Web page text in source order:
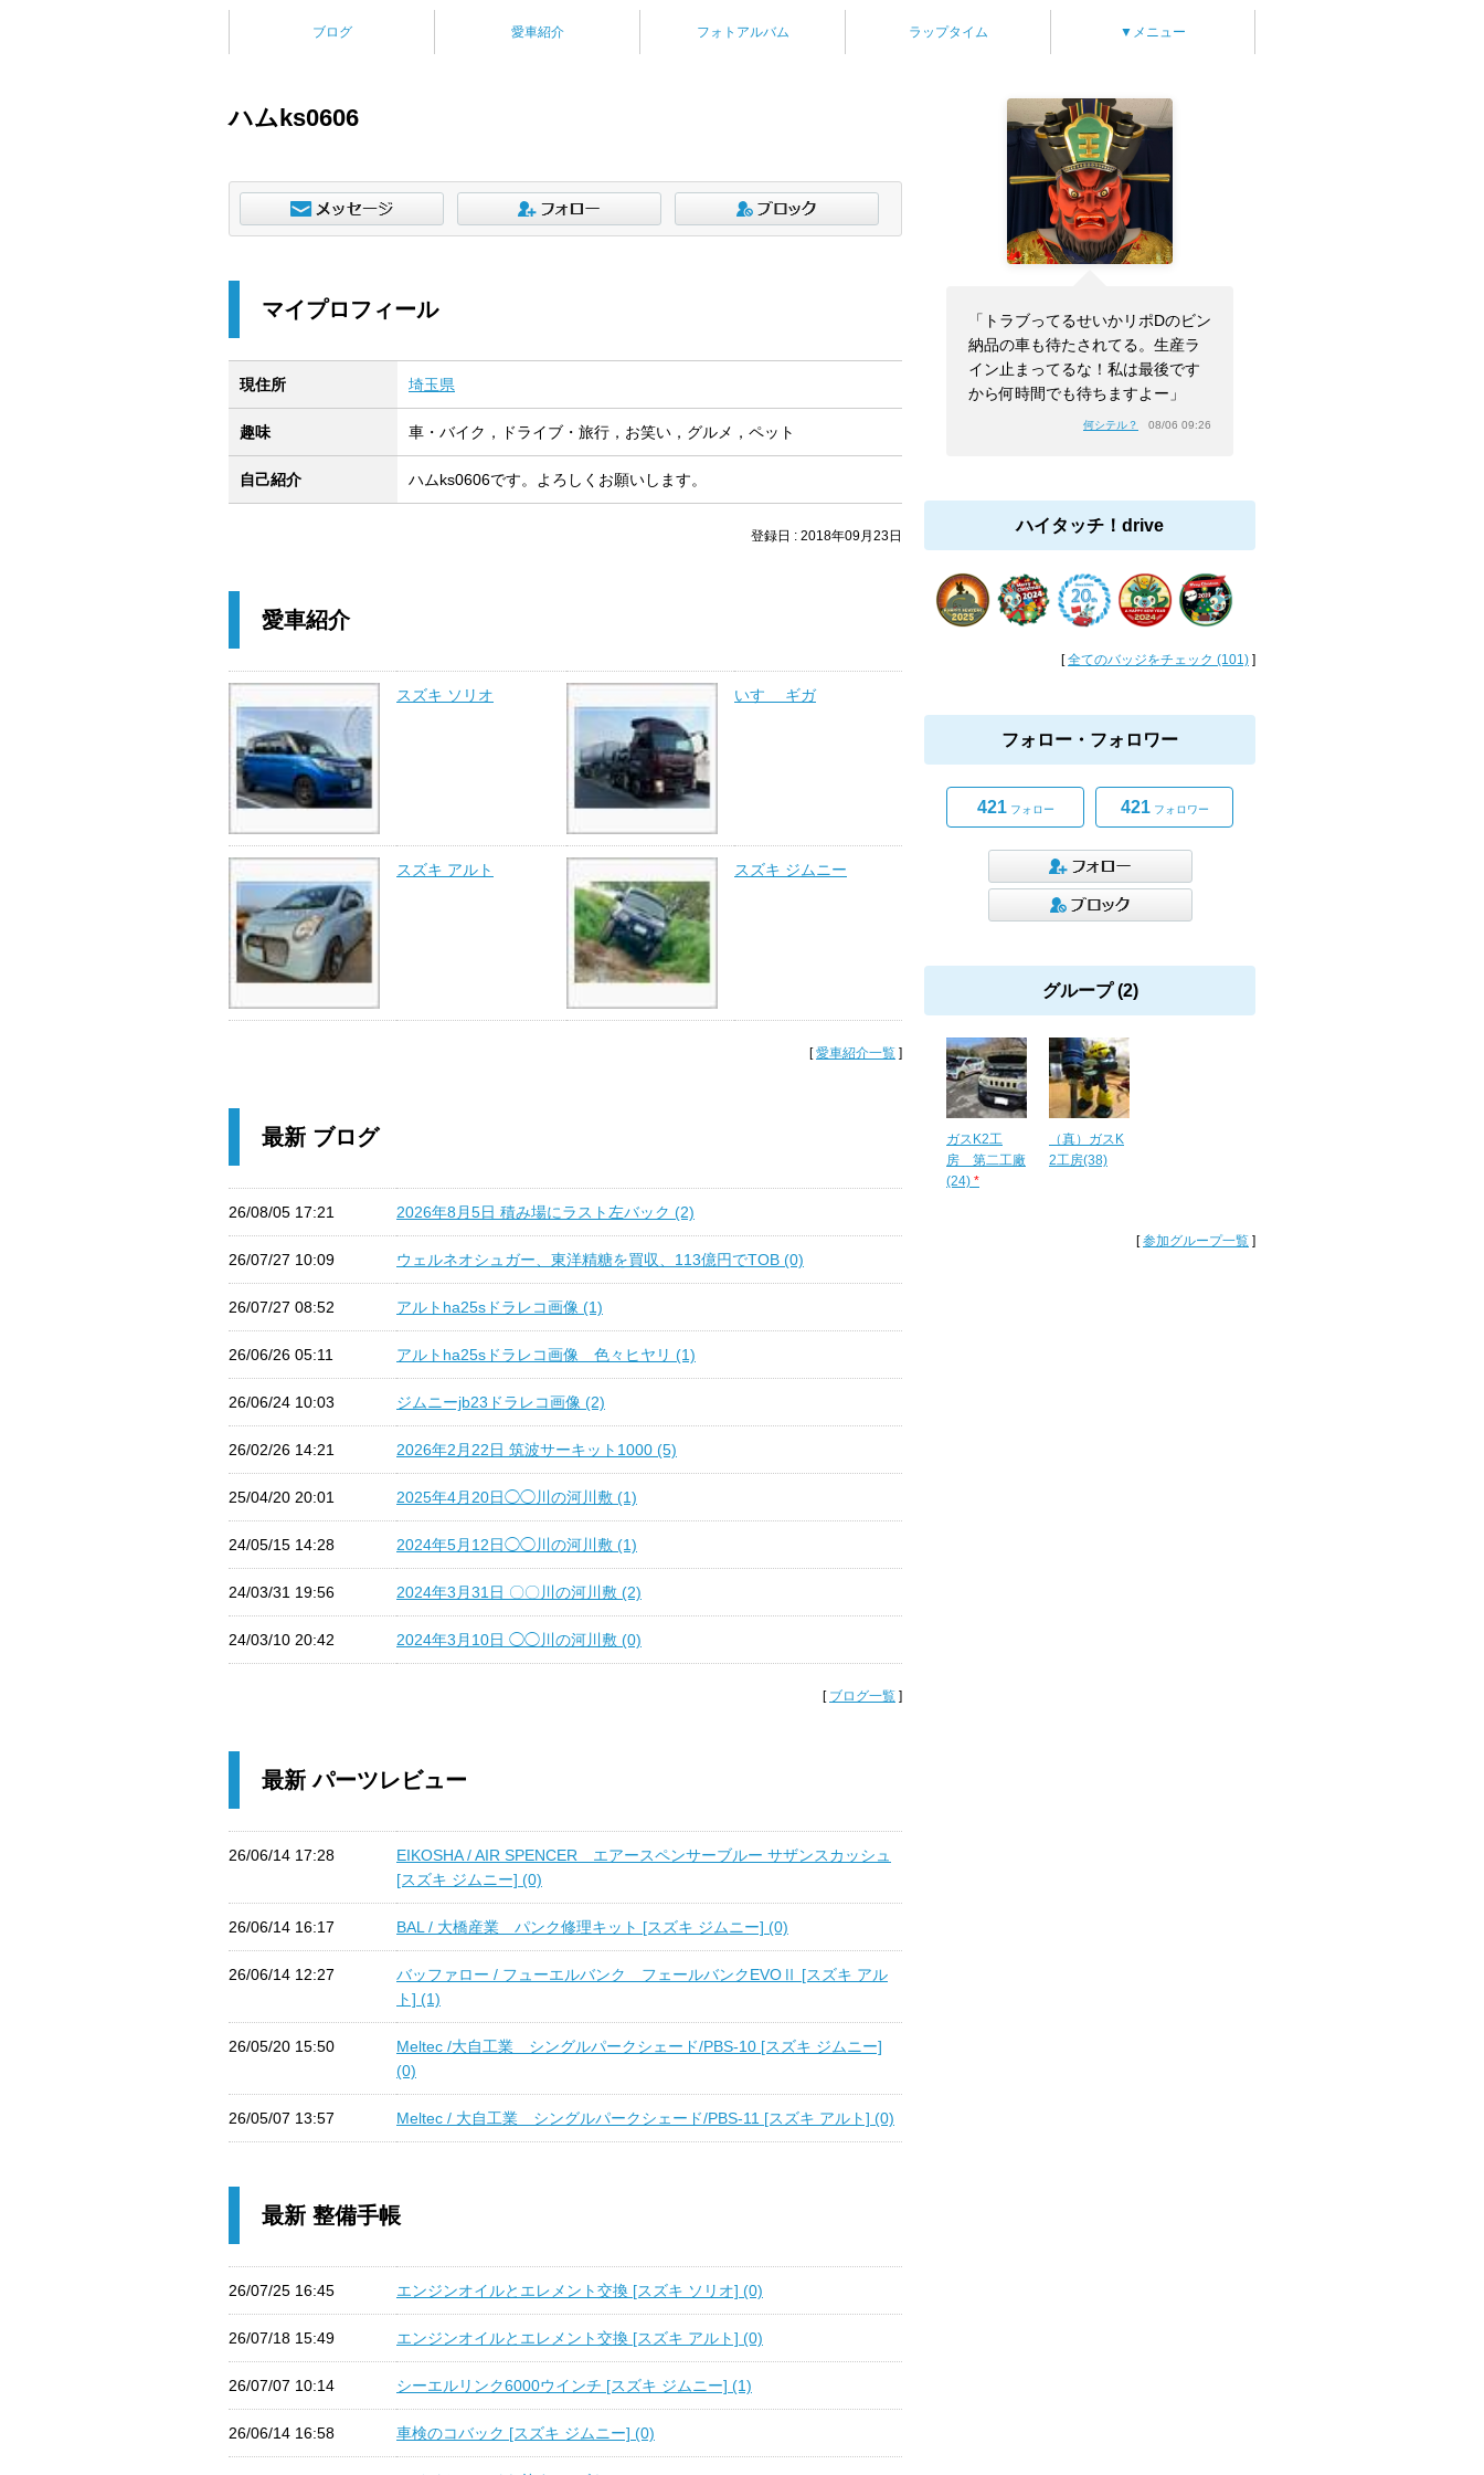
ブログ 愛車紹介 フォトアルバム ラップタイム ▼メニュー
ハムks0606
「トラブってるせいかリポDのビン
納品の車も待たされてる。生産ラ
イン止まってるな！私は最後です
から何時間でも待ちますよー」
何シテル？ 08/06 09:26
ハイタッチ！drive
[全てのバッジをチェック (101) ]
フォロー・フォロワー
421フォロー 421フォロワー
グループ (2)
ガスK2工
房 第二工廠
(24) *
（真）ガスK
2工房(38)
[参加グループ一覧 ]
マイプロフィール
現住所 埼玉県
趣味 車・バイク，ドライブ・旅行，お笑い，グルメ，ペット
自己紹介 ハムks0606です。よろしくお願いします。
登録日 : 2018年09月23日
愛車紹介
スズキ ソリオ いすゞ ギガ
スズキ アルト スズキ ジムニー
[愛車紹介一覧 ]
最新 ブログ
26/08/05 17:21 2026年8月5日 積み場にラスト左バック (2)
26/07/27 10:09 ウェルネオシュガー、東洋精糖を買収、113億円でTOB (0)
26/07/27 08:52 アルトha25sドラレコ画像 (1)
26/06/26 05:11 アルトha25sドラレコ画像 色々ヒヤリ (1)
26/06/24 10:03 ジムニーjb23ドラレコ画像 (2)
26/02/26 14:21 2026年2月22日 筑波サーキット1000 (5)
25/04/20 20:01 2025年4月20日◯◯川の河川敷 (1)
24/05/15 14:28 2024年5月12日◯◯川の河川敷 (1)
24/03/31 19:56 2024年3月31日 〇〇川の河川敷 (2)
24/03/10 20:42 2024年3月10日 ◯◯川の河川敷 (0)
[ ブログ一覧 ]
最新 パーツレビュー
26/06/14 17:28
EIKOSHA / AIR SPENCER エアースペンサーブルー サザンスカッシュ
[スズキ ジムニー] (0)
26/06/14 16:17 BAL / 大橋産業 パンク修理キット [スズキ ジムニー] (0)
26/06/14 12:27
バッファロー / フューエルバンク フェールバンクEVOⅡ [スズキ アル
ト] (1)
26/05/20 15:50
Meltec /大自工業 シングルパークシェード/PBS-10 [スズキ ジムニー]
(0)
26/05/07 13:57 Meltec / 大自工業 シングルパークシェード/PBS-11 [スズキ アルト] (0)
最新 整備手帳
26/07/25 16:45 エンジンオイルとエレメント交換 [スズキ ソリオ] (0)
26/07/18 15:49 エンジンオイルとエレメント交換 [スズキ アルト] (0)
26/07/07 10:14 シーエルリンク6000ウインチ [スズキ ジムニー] (1)
26/06/14 16:58 車検のコバック [スズキ ジムニー] (0)